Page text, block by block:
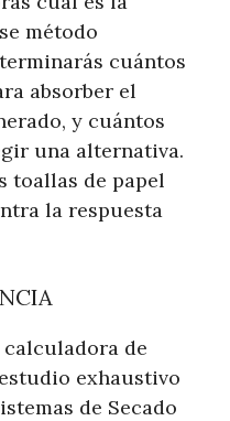
método
cuántos
absorber el
y cuántos
una alternativa.
toallas de papel
la respuesta
calculadora de
exhaustivo
de Secado